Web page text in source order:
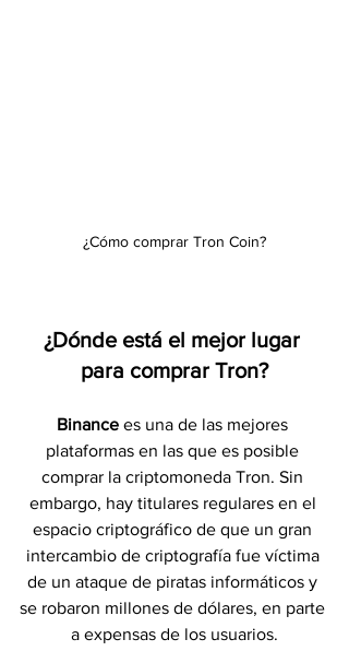
¿Cómo comprar Tron Coin?
¿Dónde está el mejor lugar
para comprar Tron?
Binance es una de las mejores
plataformas en las que es posible
comprar la criptomoneda Tron. Sin
embargo, hay titulares regulares en el
espacio criptográfico de que un gran
intercambio de criptografía fue víctima
de un ataque de piratas informáticos y
se robaron millones de dólares, en parte
a expensas de los usuarios.